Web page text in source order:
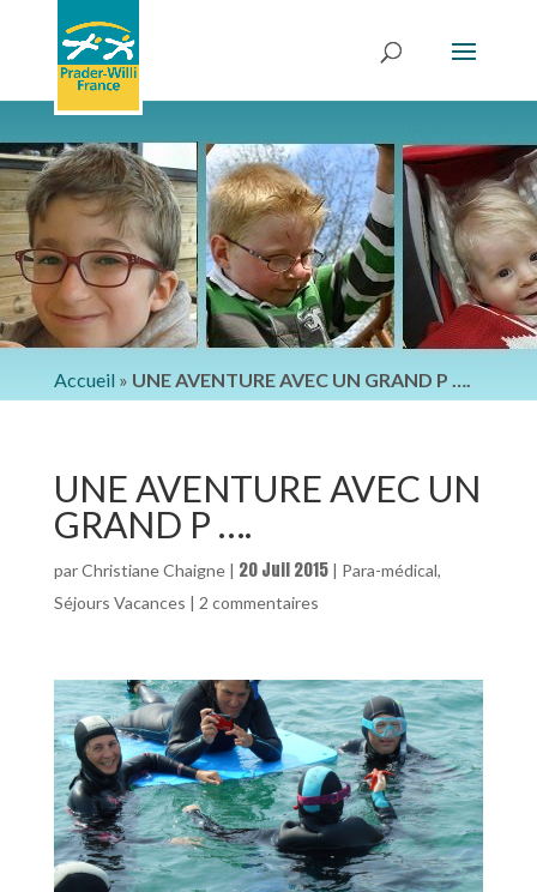
Accueil » UNE AVENTURE AVEC UN GRAND P ….
UNE AVENTURE AVEC UN
GRAND P ….
parChristiane Chaigne| 20 Juil 2015| Para-médical,
Séjours Vacances | 2 commentaires